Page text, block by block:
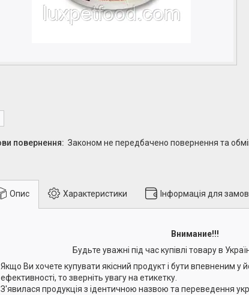
Законом не передбачено повернення та
Опис Характеристики Інформація для
Внимание!!!
Будьте уважні під час купівлі товару в
Якщо Ви хочете купувати якісний продукт і бути впевненим у
ефективності, то зверніть увагу на етикетку.
З'явилася продукція з ідентичною назвою та переведення